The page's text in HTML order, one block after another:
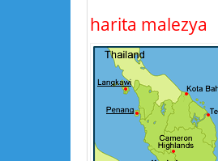
harita malezya